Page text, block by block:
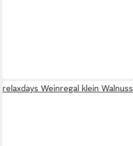
relaxdays Weinregal klein Walnuss